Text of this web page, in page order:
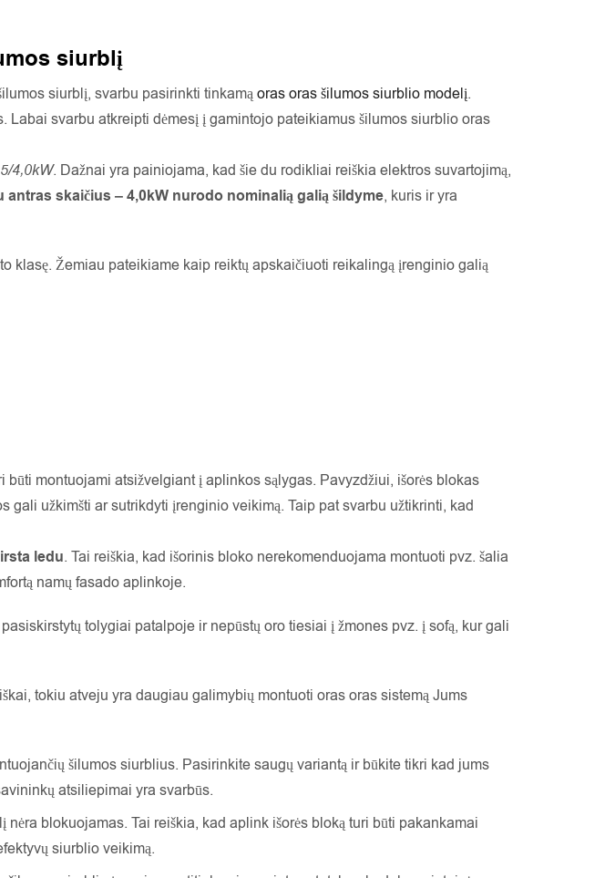
siurblį
siurblį, svarbu pasirinkti tinkamąoras oras šilumos siurblio modelį.
svarbu atkreipti dėmesį į gamintojo pateikiamus šilumos siurblio oras
4,0kW. Dažnai yra painiojama, kad šie du rodikliai reiškia elektros suvartojimą,
skaičius – 4,0kW nurodo nominalią galią šildyme, kuris ir yra
klasę. Žemiau pateikiame kaip reiktų apskaičiuoti reikalingą įrenginio galią
būti montuojami atsižvelgiant į aplinkos sąlygas. Pavyzdžiui, išorės blokas
gali užkimšti ar sutrikdyti įrenginio veikimą. Taip pat svarbu užtikrinti, kad
ledu. Tai reiškia, kad išorinis bloko nerekomenduojama montuoti pvz. šalia
namų fasado aplinkoje.
tolygiai patalpoje ir nepūstų oro tiesiai į žmones pvz. į sofą, kur gali
tokiu atveju yra daugiau galimybių montuoti oras oras sistemą Jums
šilumos siurblius. Pasirinkite saugų variantą ir būkite tikri kad jums
atsiliepimai yra svarbūs.
blokuojamas. Tai reiškia, kad aplink išorės bloką turi būti pakankamai
siurblio veikimą.